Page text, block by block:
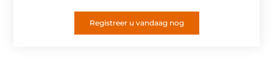
Registreer u vandaag nog